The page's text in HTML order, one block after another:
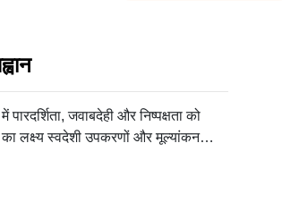
जवाबदेही और निष्पक्षता को
लक्ष्य स्वदेशी उपकरणों और मूल्यांकन